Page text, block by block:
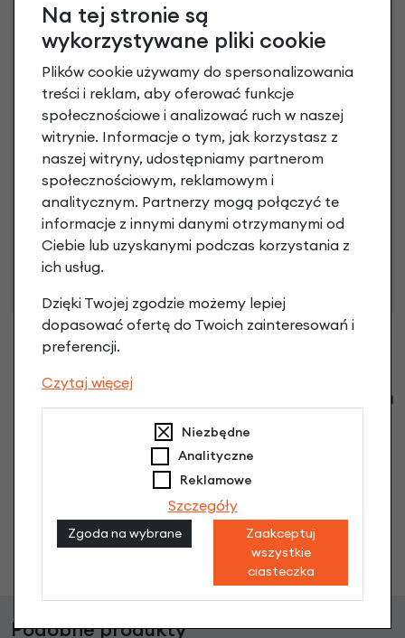
3 miesiące nie płacisz
Raty do 60 miesięcy
Poznaj szczegóły
Niniejsza propozycja nie stanowi oferty w rozumieniu art.
66 Kodeksu Cywilnego. Ostateczna decyzja o warunkach
i przyznaniu kredytu zostanie podjęta po ocenie
zdolności kredytowej.
Klienci zadali następujące pytania o ten
produkt
Nikt wcześniej niemiał pytań do tego produktu? A Ty o
co chcesz zapytać?
Zadaj pytanie
Podobne produkty
Na tej stronie są
wykorzystywane pliki cookie
Plików cookie używamy do spersonalizowania
treści i reklam, aby oferować funkcje
społecznościowe i analizować ruch w naszej
witrynie. Informacje o tym, jak korzystasz z
naszej witryny, udostępniamy partnerom
społecznościowym, reklamowym i
analitycznym. Partnerzy mogą połączyć te
informacje z innymi danymi otrzymanymi od
Ciebie lub uzyskanymi podczas korzystania z
ich usług.
Dzięki Twojej zgodzie możemy lepiej
dopasować ofertę do Twoich zainteresowań i
preferencji.
Czytaj więcej
Niezbędne
Analityczne
Reklamowe
Szczegóły
Zgoda na wybrane
Zaakceptuj
wszystkie
ciasteczka